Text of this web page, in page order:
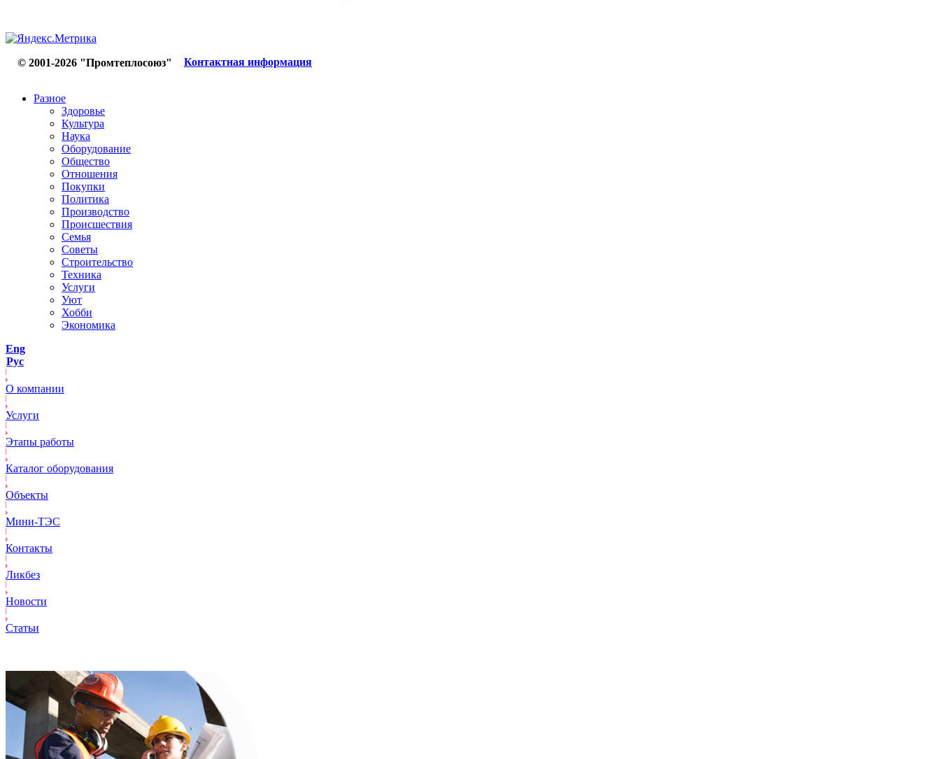
© 2001-2026 "Промтеплосоюз" Контактная информация
Разное
Здоровье
Культура
Наука
Оборудование
Общество
Отношения
Покупки
Политика
Производство
Происшествия
Семья
Советы
Строительство
Техника
Услуги
Уют
Хобби
Экономика
Eng
Рус
О компании
Услуги
Этапы работы
Каталог оборудования
Объекты
Mини-ТЭС
Контакты
Ликбез
Новости
Статьи